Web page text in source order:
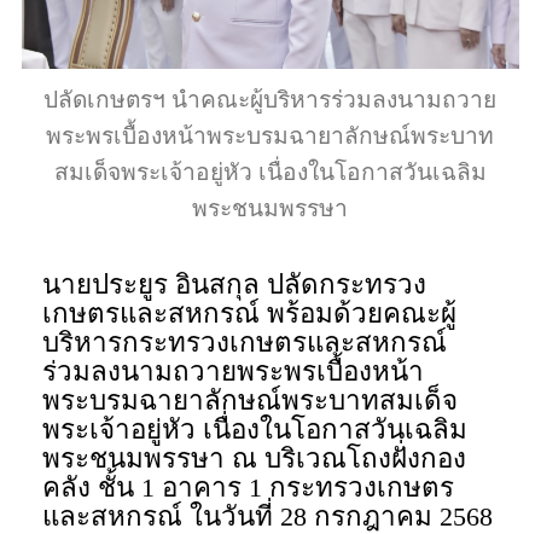
ปลัดเกษตรฯ นำคณะผู้บริหารร่วมลงนามถวาย
พระพรเบื้องหน้าพระบรมฉายาลักษณ์พระบาท
สมเด็จพระเจ้าอยู่หัว เนื่องในโอกาสวันเฉลิม
พระชนมพรรษา
นายประยูร อินสกุล ปลัดกระทรวง
เกษตรและสหกรณ์ พร้อมด้วยคณะผู้
บริหารกระทรวงเกษตรและสหกรณ์
ร่วมลงนามถวายพระพรเบื้องหน้า
พระบรมฉายาลักษณ์พระบาทสมเด็จ
พระเจ้าอยู่หัว เนื่องในโอกาสวันเฉลิม
พระชนมพรรษา ณ บริเวณโถงฝั่งกอง
คลัง ชั้น 1 อาคาร 1 กระทรวงเกษตร
และสหกรณ์ ในวันที่ 28 กรกฎาคม 2568